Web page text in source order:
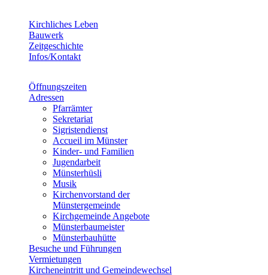
Kirchliches Leben
Bauwerk
Zeitgeschichte
Infos/Kontakt
Öffnungszeiten
Adressen
Pfarrämter
Sekretariat
Sigristendienst
Accueil im Münster
Kinder- und Familien
Jugendarbeit
Münsterhüsli
Musik
Kirchenvorstand der
Münstergemeinde
Kirchgemeinde Angebote
Münsterbaumeister
Münsterbauhütte
Besuche und Führungen
Vermietungen
Kircheneintritt und Gemeindewechsel